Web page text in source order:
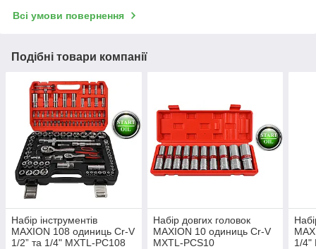
Всі умови повернення
Подібні товари компанії
Набір інструментів
MAXION 108 одиниць Cr-V
1/2” та 1/4" MXTL-PC108
Набір довгих головок
MAXION 10 одиниць Cr-V
MXTL-PCS10
1/4"